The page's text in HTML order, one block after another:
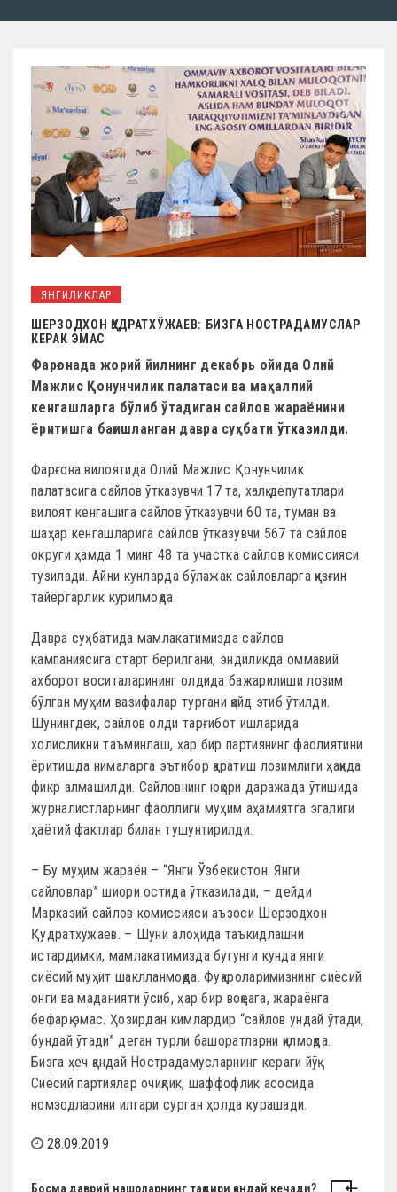
ЯНГИЛИКЛАР
ШЕРЗОДХОН ҚУДРАТХЎЖАЕВ: БИЗГА НОСТРАДАМУСЛАР
КЕРАК ЭМАС
Фарғонада жорий йилнинг декабрь ойида Олий
Мажлис Қонунчилик палатаси ва маҳаллий
кенгашларга бўлиб ўтадиган сайлов жараёнини
ёритишга бағишланган давра суҳбати ўтказилди.
Фарғона вилоятида Олий Мажлис Қонунчилик
палатасига сайлов ўтказувчи 17 та, халқ депутатлари
вилоят кенгашига сайлов ўтказувчи 60 та, туман ва
шаҳар кенгашларига сайлов ўтказувчи 567 та сайлов
округи ҳамда 1 минг 48 та участка сайлов комиссияси
тузилади. Айни кунларда бўлажак сайловларга қизғин
тайёргарлик кўрилмоқда.
Давра суҳбатида мамлакатимизда сайлов
кампаниясига старт берилгани, эндиликда оммавий
ахборот воситаларининг олдида бажарилиши лозим
бўлган муҳим вазифалар тургани қайд этиб ўтилди.
Шунингдек, сайлов олди тарғибот ишларида
холисликни таъминлаш, ҳар бир партиянинг фаолиятини
ёритишда нималарга эътибор қаратиш лозимлиги ҳақида
фикр алмашилди. Сайловнинг юқори даражада ўтишида
журналистларнинг фаоллиги муҳим аҳамиятга эгалиги
ҳаётий фактлар билан тушунтирилди.
– Бу муҳим жараён – “Янги Ўзбекистон: Янги
сайловлар” шиори остида ўтказилади, – дейди
Марказий сайлов комиссияси аъзоси Шерзодхон
Қудратхўжаев. – Шуни алоҳида таъкидлашни
истардимки, мамлакатимизда бугунги кунда янги
сиёсий муҳит шаклланмоқда. Фуқароларимизнинг сиёсий
онги ва маданияти ўсиб, ҳар бир воқеага, жараёнга
бефарқ эмас. Ҳозирдан кимлардир “сайлов ундай ўтади,
бундай ўтади” деган турли башоратларни қилмоқда.
Бизга ҳеч қандай Нострадамусларнинг кераги йўқ.
Сиёсий партиялар очиқлик, шаффофлик асосида
номзодларини илгари сурган ҳолда курашади.
28.09.2019
Босма даврий нашрларнинг тақдири қандай кечади?